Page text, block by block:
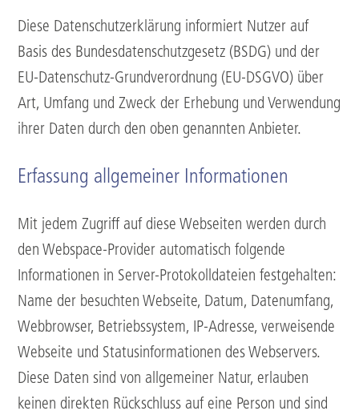
Diese Datenschutzerklärung informiert Nutzer auf
Basis des Bundesdatenschutzgesetz (BSDG) und der
EU-Datenschutz-Grundverordnung (EU-DSGVO) über
Art, Umfang und Zweck der Erhebung und Verwendung
ihrer Daten durch den oben genannten Anbieter.
Erfassung allgemeiner Informationen
Mit jedem Zugriff auf diese Webseiten werden durch
den Webspace-Provider automatisch folgende
Informationen in Server-Protokolldateien festgehalten:
Name der besuchten Webseite, Datum, Datenumfang,
Webbrowser, Betriebssystem, IP-Adresse, verweisende
Webseite und Statusinformationen des Webservers.
Diese Daten sind von allgemeiner Natur, erlauben
keinen direkten Rückschluss auf eine Person und sind